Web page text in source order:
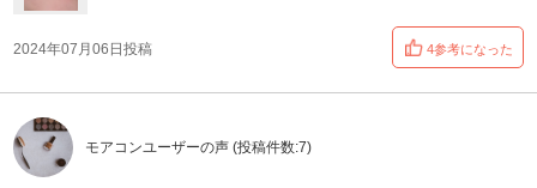
2024年07月06日投稿 4参考になった
モアコンユーザーの声 (投稿件数:7)